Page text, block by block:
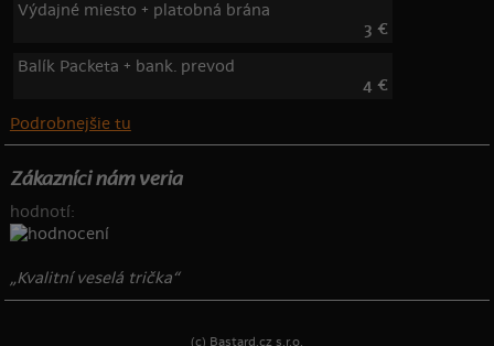
Výdajné miesto + platobná brána
3 €
Balík Packeta + bank. prevod
4 €
Podrobnejšie tu
Zákazníci nám veria
hodnotí:
„Kvalitní veselá trička“
(c) Bastard.cz s.r.o.